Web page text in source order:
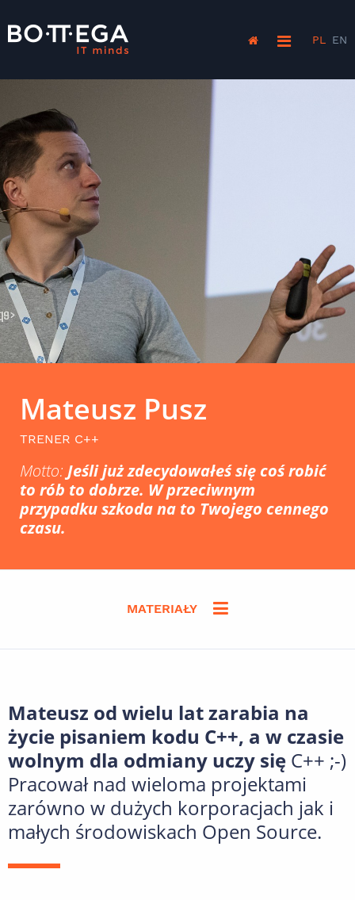
PL EN
Mateusz Pusz
TRENER C++
Motto: Jeśli już zdecydowałeś się coś robić
to rób to dobrze. W przeciwnym
przypadku szkoda na to Twojego cennego
czasu.
MATERIAŁY
Mateusz od wielu lat zarabia na
życie pisaniem kodu C++, a w czasie
wolnym dla odmiany uczy się C++ ;-)
Pracował nad wieloma projektami
zarówno w dużych korporacjach jak i
małych środowiskach Open Source.